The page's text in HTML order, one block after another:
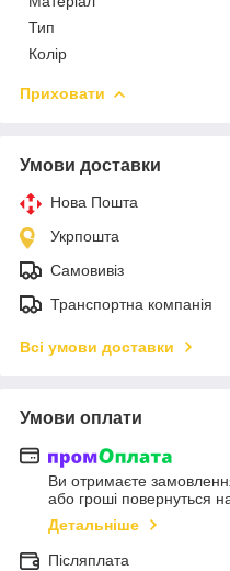
Тип
Колір
Приховати
Умови доставки
Нова Пошта
Укрпошта
Самовивіз
Транспортна компанія
Всі умови доставки
Умови оплати
Ви отримаєте
або гроші повернуться
Детальніше
Післяплата